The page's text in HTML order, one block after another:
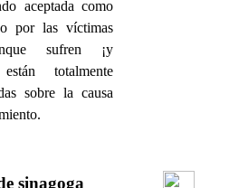
aceptada como
por las víctimas
sufren ¡y
totalmente
sobre la causa
sinagoga